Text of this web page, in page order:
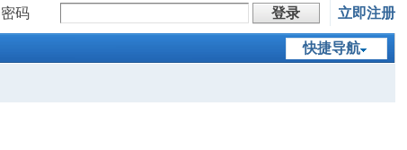
密码
登录 立即注册
快捷导航